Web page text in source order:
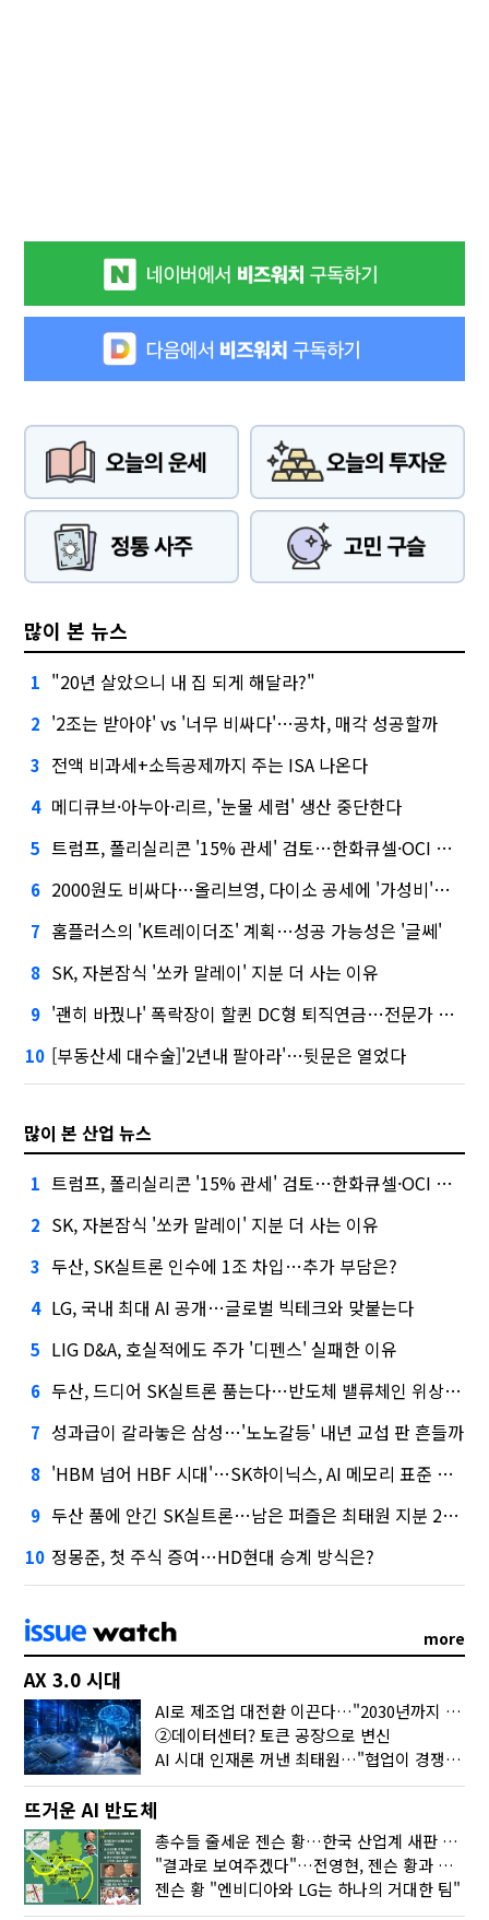
많이 본 뉴스
1 "20년 살았으니 내 집 되게 해달라?"
2 '2조는 받아야' vs '너무 비싸다'…공차, 매각 성공할까
3 전액 비과세+소득공제까지 주는 ISA 나온다
4 메디큐브·아누아·리르, '눈물 세럼' 생산 중단한다
5 트럼프, 폴리실리콘 '15% 관세' 검토…한화큐셀·OCI 영향은?
6 2000원도 비싸다…올리브영, 다이소 공세에 '가성비'로 맞불
7 홈플러스의 'K트레이더조' 계획…성공 가능성은 '글쎄'
8 SK, 자본잠식 '쏘카 말레이' 지분 더 사는 이유
9 '괜히 바꿨나' 폭락장이 할퀸 DC형 퇴직연금…전문가 조언은
10 [부동산세 대수술]'2년내 팔아라'…뒷문은 열었다
많이 본 산업 뉴스
1 트럼프, 폴리실리콘 '15% 관세' 검토…한화큐셀·OCI 영향은?
2 SK, 자본잠식 '쏘카 말레이' 지분 더 사는 이유
3 두산, SK실트론 인수에 1조 차입…추가 부담은?
4 LG, 국내 최대 AI 공개…글로벌 빅테크와 맞붙는다
5 LIG D&A, 호실적에도 주가 '디펜스' 실패한 이유
6 두산, 드디어 SK실트론 품는다…반도체 밸류체인 위상 강화
7 성과급이 갈라놓은 삼성…'노노갈등' 내년 교섭 판 흔들까
8 'HBM 넘어 HBF 시대'…SK하이닉스, AI 메모리 표준 선점 나섰다
9 두산 품에 안긴 SK실트론…남은 퍼즐은 최태원 지분 29.4%
10 정몽준, 첫 주식 증여…HD현대 승계 방식은?
more
AX 3.0 시대
AI로 제조업 대전환 이끈다…"2030년까지 민관합동 20조 투자"
②데이터센터? 토큰 공장으로 변신
AI 시대 인재론 꺼낸 최태원…"협업이 경쟁력"
뜨거운 AI 반도체
총수들 줄세운 젠슨 황…한국 산업계 새판 짰다
"결과로 보여주겠다"…전영현, 젠슨 황과 HBM5 논의
젠슨 황 "엔비디아와 LG는 하나의 거대한 팀"